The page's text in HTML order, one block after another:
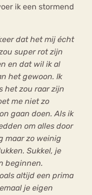
ik een stormend
dat het mij écht
super rot zijn
en dat wil ik al
het gewoon. Ik
het zou raar zijn
me niet zo
gaan doen. Als ik
om alles door
maar zo weinig
Sukkel, je
beginnen.
altijd een prima
je eigen